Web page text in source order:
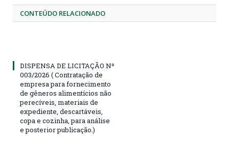
CONTEÚDO RELACIONADO
DISPENSA DE LICITAÇÃO Nº
003/2026 ( Contratação de
empresa para fornecimento
de gêneros alimentícios não
perecíveis, materiais de
expediente, descartáveis,
copa e cozinha, para análise
e posterior publicação.)